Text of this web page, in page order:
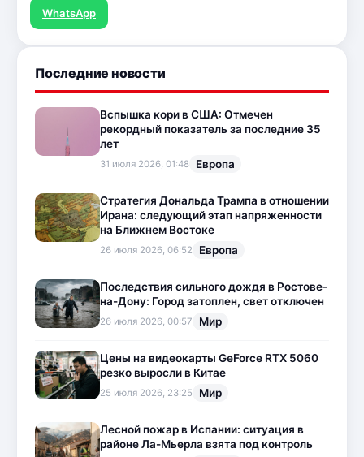
WhatsApp
Последние новости
Вспышка кори в США: Отмечен
рекордный показатель за последние 35
лет
31 июля 2026, 01:48 Европа
Стратегия Дональда Трампа в отношении
Ирана: следующий этап напряженности
на Ближнем Востоке
26 июля 2026, 06:52 Европа
Последствия сильного дождя в Ростове-
на-Дону: Город затоплен, свет отключен
26 июля 2026, 00:57 Мир
Цены на видеокарты GeForce RTX 5060
резко выросли в Китае
25 июля 2026, 23:25 Мир
Лесной пожар в Испании: ситуация в
районе Ла-Мьерла взята под контроль